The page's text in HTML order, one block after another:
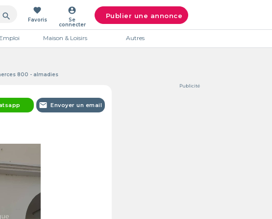
search
favorite
Favoris
account_circle
Se
connecter
Publier une annonce
Maison & Loisirs Autres
800 - almadies
email Envoyer un email
Publicité